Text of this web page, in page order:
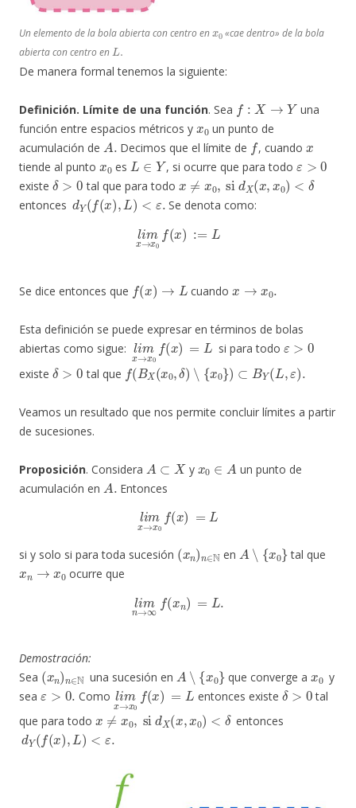
Un elemento de la bola abierta con centro en
«cae dentro» de la bola
abierta con centro en
L.
De manera formal tenemos la siguiente:
Definición. Límite de una función. Sea
: →Y
una
función entre espacios métricos y
x0
un punto de
acumulación de
A.
Decimos que el límite de
f
, cuando
tiende al punto
x0
es
L∈Y
, si ocurre que para todo
ε >0
existe
δ>0
tal que para todo
x≠x0,sidX(x,x 0)<δ
entonces
dY (f( x),L) <ε.
Se denota como:
imx →x0 (x :=L
Se dice entonces que
(x →
cuando
Esta definición se puede expresar en términos de bolas
abiertas como sigue:
limx→x0f x)=L
si para todo
ε>0
existe
δ
tal que
(BX(x )∖ { 0 ⊂ )
Veamos un resultado que nos permite concluir límites a partir
de sucesiones.
Proposición. Considera y
un punto de
acumulación en
A.
Entonces
mx →x0 =
si y solo si para toda sucesión
(x )
en
A ∖ x }
tal que
x n →x0
ocurre que
imn →∞ (x =L
Demostración:
Sea
(xn)n∈N
una sucesión en
A ∖ x }
que converge a
y
sea
ε>0.
Como
limx→x0f (x)= L
entonces existe
δ> 0
tal
que para todo
x0,si d X , <δ
entonces
dY(f(x),L)<ε.